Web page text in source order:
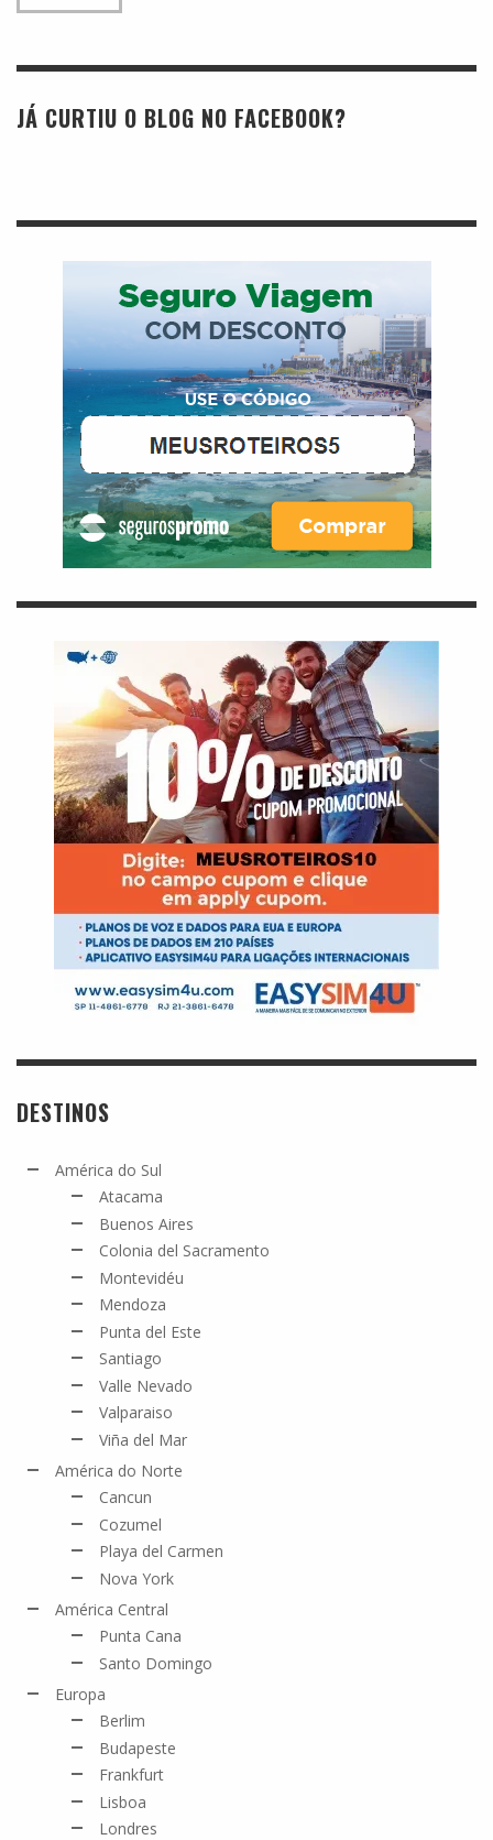
JÁ CURTIU O BLOG NO FACEBOOK?
DESTINOS
América do Sul
Atacama
Buenos Aires
Colonia del Sacramento
Montevidéu
Mendoza
Punta del Este
Santiago
Valle Nevado
Valparaiso
Viña del Mar
América do Norte
Cancun
Cozumel
Playa del Carmen
Nova York
América Central
Punta Cana
Santo Domingo
Europa
Berlim
Budapeste
Frankfurt
Lisboa
Londres